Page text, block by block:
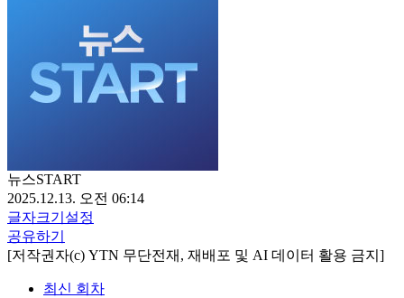
뉴스START
2025.12.13. 오전 06:14
글자크기설정
공유하기
[저작권자(c) YTN 무단전재, 재배포 및 AI 데이터 활용 금지]
최신 회차